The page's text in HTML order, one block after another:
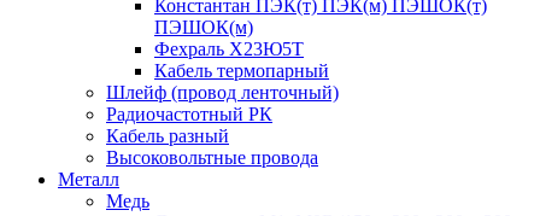
Константан ПЭК(т) ПЭК(м) ПЭШОК(т)
ПЭШОК(м)
Фехраль Х23Ю5Т
Кабель термопарный
Шлейф (провод ленточный)
Радиочастотный РК
Кабель разный
Высоковольтные провода
Металл
Медь